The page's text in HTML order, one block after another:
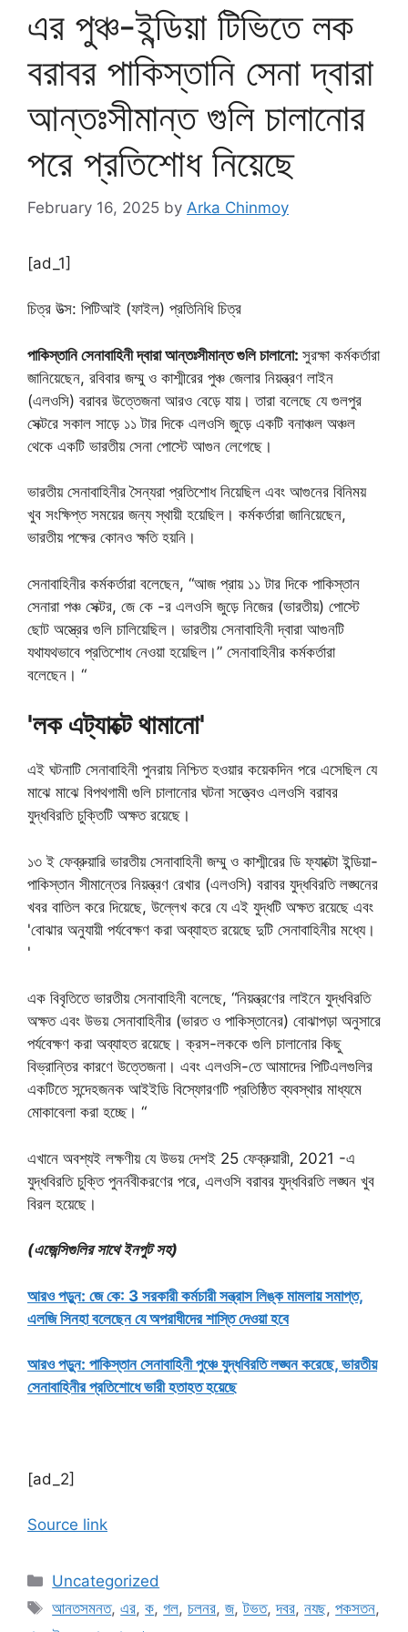
এর পুঞ্চ-ইন্ডিয়া টিভিতে লক
বরাবর পাকিস্তানি সেনা দ্বারা
আন্তঃসীমান্ত গুলি চালানোর
পরে প্রতিশোধ নিয়েছে
February 16, 2025 by Arka Chinmoy
[ad_1]
চিত্র উত্স: পিটিআই (ফাইল) প্রতিনিধি চিত্র
পাকিস্তানি সেনাবাহিনী দ্বারা আন্তঃসীমান্ত গুলি চালানো: সুরক্ষা কর্মকর্তারা
জানিয়েছেন, রবিবার জম্মু ও কাশ্মীরের পুঞ্চ জেলার নিয়ন্ত্রণ লাইন
(এলওসি) বরাবর উত্তেজনা আরও বেড়ে যায়। তারা বলেছে যে গুলপুর
সেক্টরে সকাল সাড়ে ১১ টার দিকে এলওসি জুড়ে একটি বনাঞ্চল অঞ্চল
থেকে একটি ভারতীয় সেনা পোস্টে আগুন লেগেছে।
ভারতীয় সেনাবাহিনীর সৈন্যরা প্রতিশোধ নিয়েছিল এবং আগুনের বিনিময়
খুব সংক্ষিপ্ত সময়ের জন্য স্থায়ী হয়েছিল। কর্মকর্তারা জানিয়েছেন,
ভারতীয় পক্ষের কোনও ক্ষতি হয়নি।
সেনাবাহিনীর কর্মকর্তারা বলেছেন, “আজ প্রায় ১১ টার দিকে পাকিস্তান
সেনারা পঞ্চ সেক্টর, জে কে -র এলওসি জুড়ে নিজের (ভারতীয়) পোস্টে
ছোট অস্ত্রের গুলি চালিয়েছিল। ভারতীয় সেনাবাহিনী দ্বারা আগুনটি
যথাযথভাবে প্রতিশোধ নেওয়া হয়েছিল।” সেনাবাহিনীর কর্মকর্তারা
বলেছেন। “
'লক এট্যাক্টে থামানো'
এই ঘটনাটি সেনাবাহিনী পুনরায় নিশ্চিত হওয়ার কয়েকদিন পরে এসেছিল যে
মাঝে মাঝে বিপথগামী গুলি চালানোর ঘটনা সত্ত্বেও এলওসি বরাবর
যুদ্ধবিরতি চুক্তিটি অক্ষত রয়েছে।
১৩ ই ফেব্রুয়ারি ভারতীয় সেনাবাহিনী জম্মু ও কাশ্মীরের ডি ফ্যাক্টো ইন্ডিয়া-
পাকিস্তান সীমান্তের নিয়ন্ত্রণ রেখার (এলওসি) বরাবর যুদ্ধবিরতি লঙ্ঘনের
খবর বাতিল করে দিয়েছে, উল্লেখ করে যে এই যুদ্ধটি অক্ষত রয়েছে এবং
'বোঝার অনুযায়ী পর্যবেক্ষণ করা অব্যাহত রয়েছে দুটি সেনাবাহিনীর মধ্যে।
'
এক বিবৃতিতে ভারতীয় সেনাবাহিনী বলেছে, “নিয়ন্ত্রণের লাইনে যুদ্ধবিরতি
অক্ষত এবং উভয় সেনাবাহিনীর (ভারত ও পাকিস্তানের) বোঝাপড়া অনুসারে
পর্যবেক্ষণ করা অব্যাহত রয়েছে। ক্রস-লককে গুলি চালানোর কিছু
বিভ্রান্তির কারণে উত্তেজনা। এবং এলওসি-তে আমাদের পিটিএলগুলির
একটিতে সন্দেহজনক আইইডি বিস্ফোরণটি প্রতিষ্ঠিত ব্যবস্থার মাধ্যমে
মোকাবেলা করা হচ্ছে। “
এখানে অবশ্যই লক্ষণীয় যে উভয় দেশই 25 ফেব্রুয়ারী, 2021 -এ
যুদ্ধবিরতি চুক্তি পুনর্নবীকরণের পরে, এলওসি বরাবর যুদ্ধবিরতি লঙ্ঘন খুব
বিরল হয়েছে।
(এজেন্সিগুলির সাথে ইনপুট সহ)
আরও পড়ুন: জে কে: 3 সরকারী কর্মচারী সন্ত্রাস লিঙ্ক মামলায় সমাপ্ত,
এলজি সিনহা বলেছেন যে অপরাধীদের শাস্তি দেওয়া হবে
আরও পড়ুন: পাকিস্তান সেনাবাহিনী পুঞ্চে যুদ্ধবিরতি লঙ্ঘন করেছে, ভারতীয়
সেনাবাহিনীর প্রতিশোধে ভারী হতাহত হয়েছে
[ad_2]
Source link
Categories
Uncategorized
Tags
আনতসমনত,এর,ক,গল,চলনর,জ,টভত,দবর,নযছ,পকসতন,